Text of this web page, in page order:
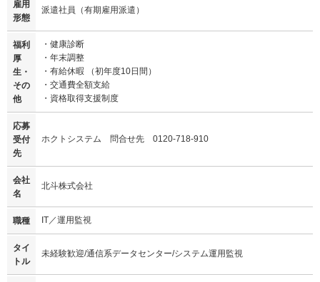
雇用
形態
派遣社員（有期雇用派遣）
福利
厚
生・
その
他
・健康診断
・年末調整
・有給休暇 （初年度10日間）
・交通費全額支給
・資格取得支援制度
応募
受付
先
ホクトシステム 問合せ先 0120-718-910
会社
名
北斗株式会社
職種 IT／運用監視
タイ
トル
未経験歓迎/通信系データセンター/システム運用監視